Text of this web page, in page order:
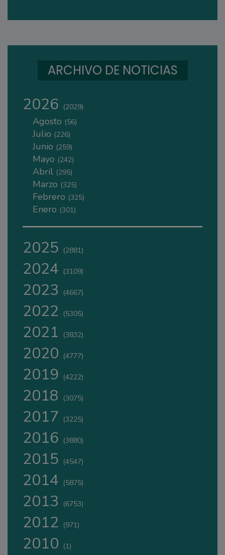
ARCHIVO DE NOTICIAS
2026 (2029)
Agosto (56)
Julio (226)
Junio (259)
Mayo (242)
Abril (295)
Marzo (325)
Febrero (325)
Enero (301)
2025 (2881)
2024 (3109)
2023 (4667)
2022 (5305)
2021 (3832)
2020 (4777)
2019 (4222)
2018 (3075)
2017 (3225)
2016 (3880)
2015 (4547)
2014 (5875)
2013 (6753)
2012 (971)
2010 (1)